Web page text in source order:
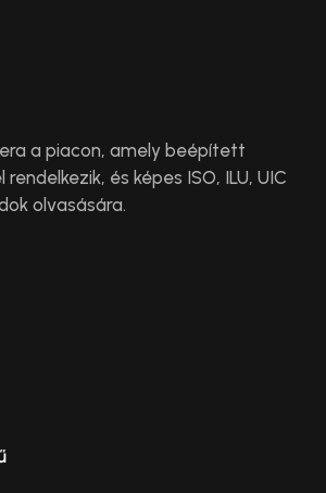
a piacon, amely beépített
és képes ISO, ILU, UIC
olvasására.